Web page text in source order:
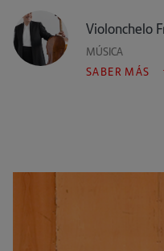
Violonchelo
MÚSICA
SABER MÁS